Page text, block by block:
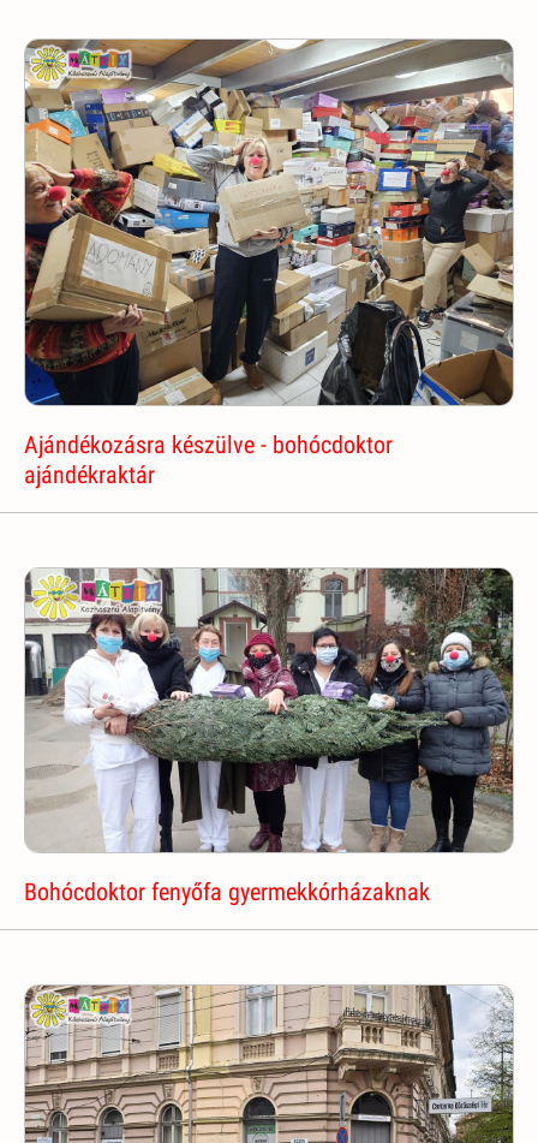
Ajándékozásra készülve - bohócdoktor
ajándékraktár
Bohócdoktor fenyőfa gyermekkórházaknak